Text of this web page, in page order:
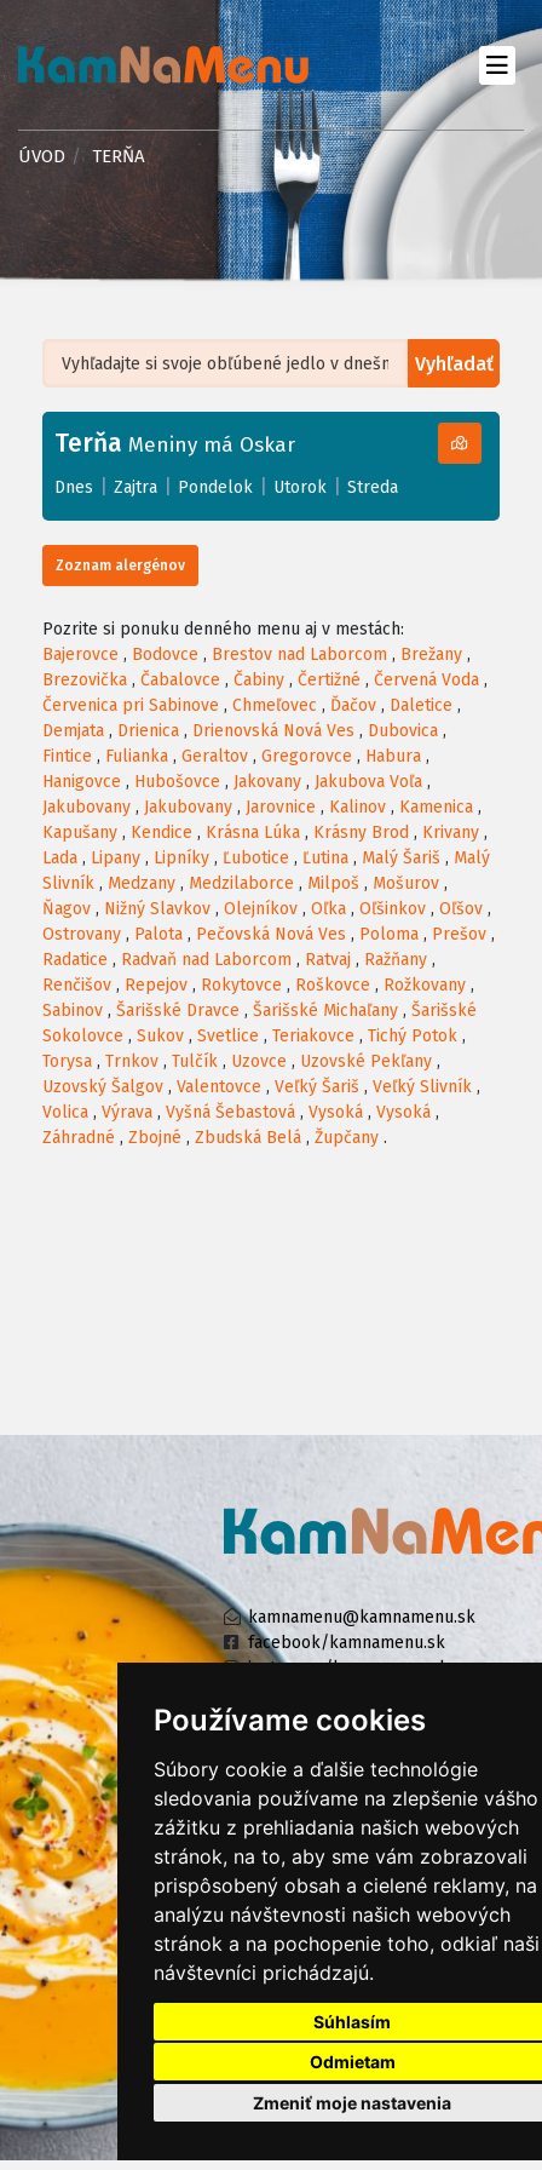
Používame cookies
Súbory cookie a ďalšie technológie
sledovania používame na zlepšenie vášho
zážitku z prehliadania našich webových
stránok, na to, aby sme vám zobrazovali
prispôsobený obsah a cielené reklamy, na
analýzu návštevnosti našich webových
stránok a na pochopenie toho, odkiaľ naši
návštevníci prichádzajú.
Súhlasím
Odmietam
Zmeniť moje nastavenia
ÚVOD TERŇA
Vyhľadať
+
−
Leaflet| ©OpenStreetMap, Tiles courtesy ofHumanitarian OpenStreetMap
Terňa Meniny má Oskar
Dnes Zajtra Pondelok Utorok Streda
Zoznam alergénov
Pozrite si ponuku denného menu aj v mestách:
Bajerovce , Bodovce , Brestov nad Laborcom , Brežany ,
Brezovička , Čabalovce , Čabiny , Čertižné , Červená Voda ,
Červenica pri Sabinove , Chmeľovec , Ďačov , Daletice ,
Demjata , Drienica , Drienovská Nová Ves , Dubovica ,
Fintice , Fulianka , Geraltov , Gregorovce , Habura ,
Hanigovce , Hubošovce , Jakovany , Jakubova Voľa ,
Jakubovany , Jakubovany , Jarovnice , Kalinov , Kamenica ,
Kapušany , Kendice , Krásna Lúka , Krásny Brod , Krivany ,
Lada , Lipany , Lipníky , Ľubotice , Ľutina , Malý Šariš , Malý
Slivník , Medzany , Medzilaborce , Milpoš , Mošurov ,
Ňagov , Nižný Slavkov , Olejníkov , Oľka , Oľšinkov , Oľšov ,
Ostrovany , Palota , Pečovská Nová Ves , Poloma , Prešov ,
Radatice , Radvaň nad Laborcom , Ratvaj , Ražňany ,
Renčišov , Repejov , Rokytovce , Roškovce , Rožkovany ,
Sabinov , Šarišské Dravce , Šarišské Michaľany , Šarišské
Sokolovce , Sukov , Svetlice , Teriakovce , Tichý Potok ,
Torysa , Trnkov , Tulčík , Uzovce , Uzovské Pekľany ,
Uzovský Šalgov , Valentovce , Veľký Šariš , Veľký Slivník ,
Volica , Výrava , Vyšná Šebastová , Vysoká , Vysoká ,
Záhradné , Zbojné , Zbudská Belá , Župčany .
kamnamenu@kamnamenu.sk
facebook/kamnamenu.sk
instagram/kamnamenu.sk
KONTAKTUJTE NÁS
PRIHLÁSIŤ SA DO ZÁKAZNÍCKEJ ZÓNY
Všeobecné obchodné podmienky
Ochrana osobných údajov
Cookies
Moje KamNaMenu
Pridať reštauráciu
Cenník balíkov